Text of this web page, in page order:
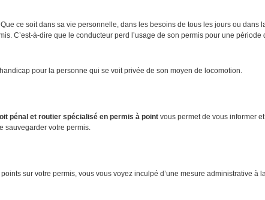
ce soit dans sa vie personnelle, dans les besoins de tous les jours ou
C’est-à-dire que le conducteur perd l’usage de son permis pour une
pour la personne qui se voit privée de son moyen de locomotion.
pénal et routier spécialisé en permis à point vous permet de vous informer
sauvegarder votre permis.
sur votre permis, vous vous voyez inculpé d’une mesure administrative